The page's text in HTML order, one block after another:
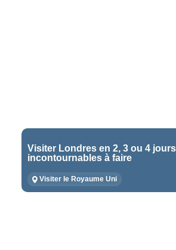
Visiter Londres en 2, 3 ou 4
incontournables à faire
Visiter le Royaume Uni